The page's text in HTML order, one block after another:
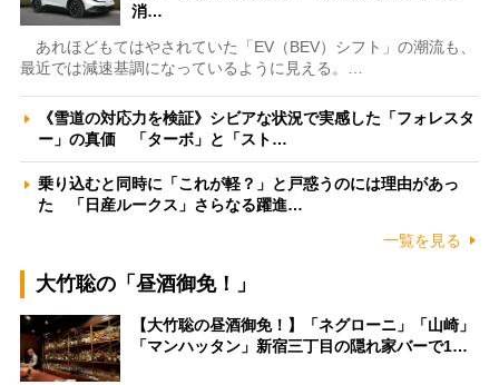
消…
あれほどもてはやされていた「EV（BEV）シフト」の潮流も、
最近では減速基調になっているように見える。…
《雪道の対応力を検証》シビアな状況で実感した「フォレスタ
ー」の真価 「ターボ」と「スト…
乗り込むと同時に「これが軽？」と戸惑うのには理由があっ
た 「日産ルークス」さらなる躍進…
一覧を見る
大竹聡の「昼酒御免！」
【大竹聡の昼酒御免！】「ネグローニ」「山崎」
「マンハッタン」新宿三丁目の隠れ家バーで1…